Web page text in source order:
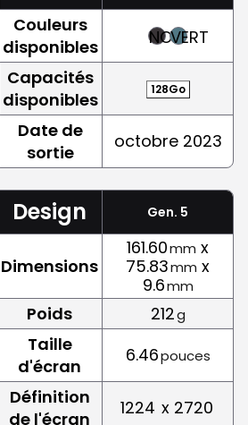
Couleurs
disponibles
NOIRVERT
Capacités
disponibles
128Go
Date de
sortie
octobre 2023
Design Gen. 5
Dimensions
161.60mm x
75.83mm x
9.6mm
Poids 212g
Taille
d'écran
6.46pouces
Définition
de l'écran
1224 x 2720